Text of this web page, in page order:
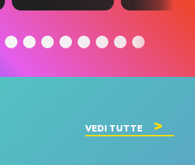
traduzione e
del singolo
testo,
VEDI TUTTE